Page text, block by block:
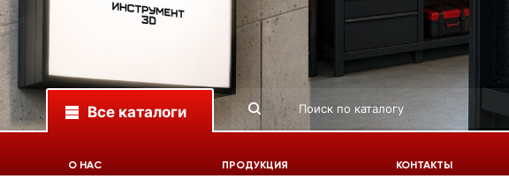
Все каталоги
О НАС ПРОДУКЦИЯ КОНТАКТЫ